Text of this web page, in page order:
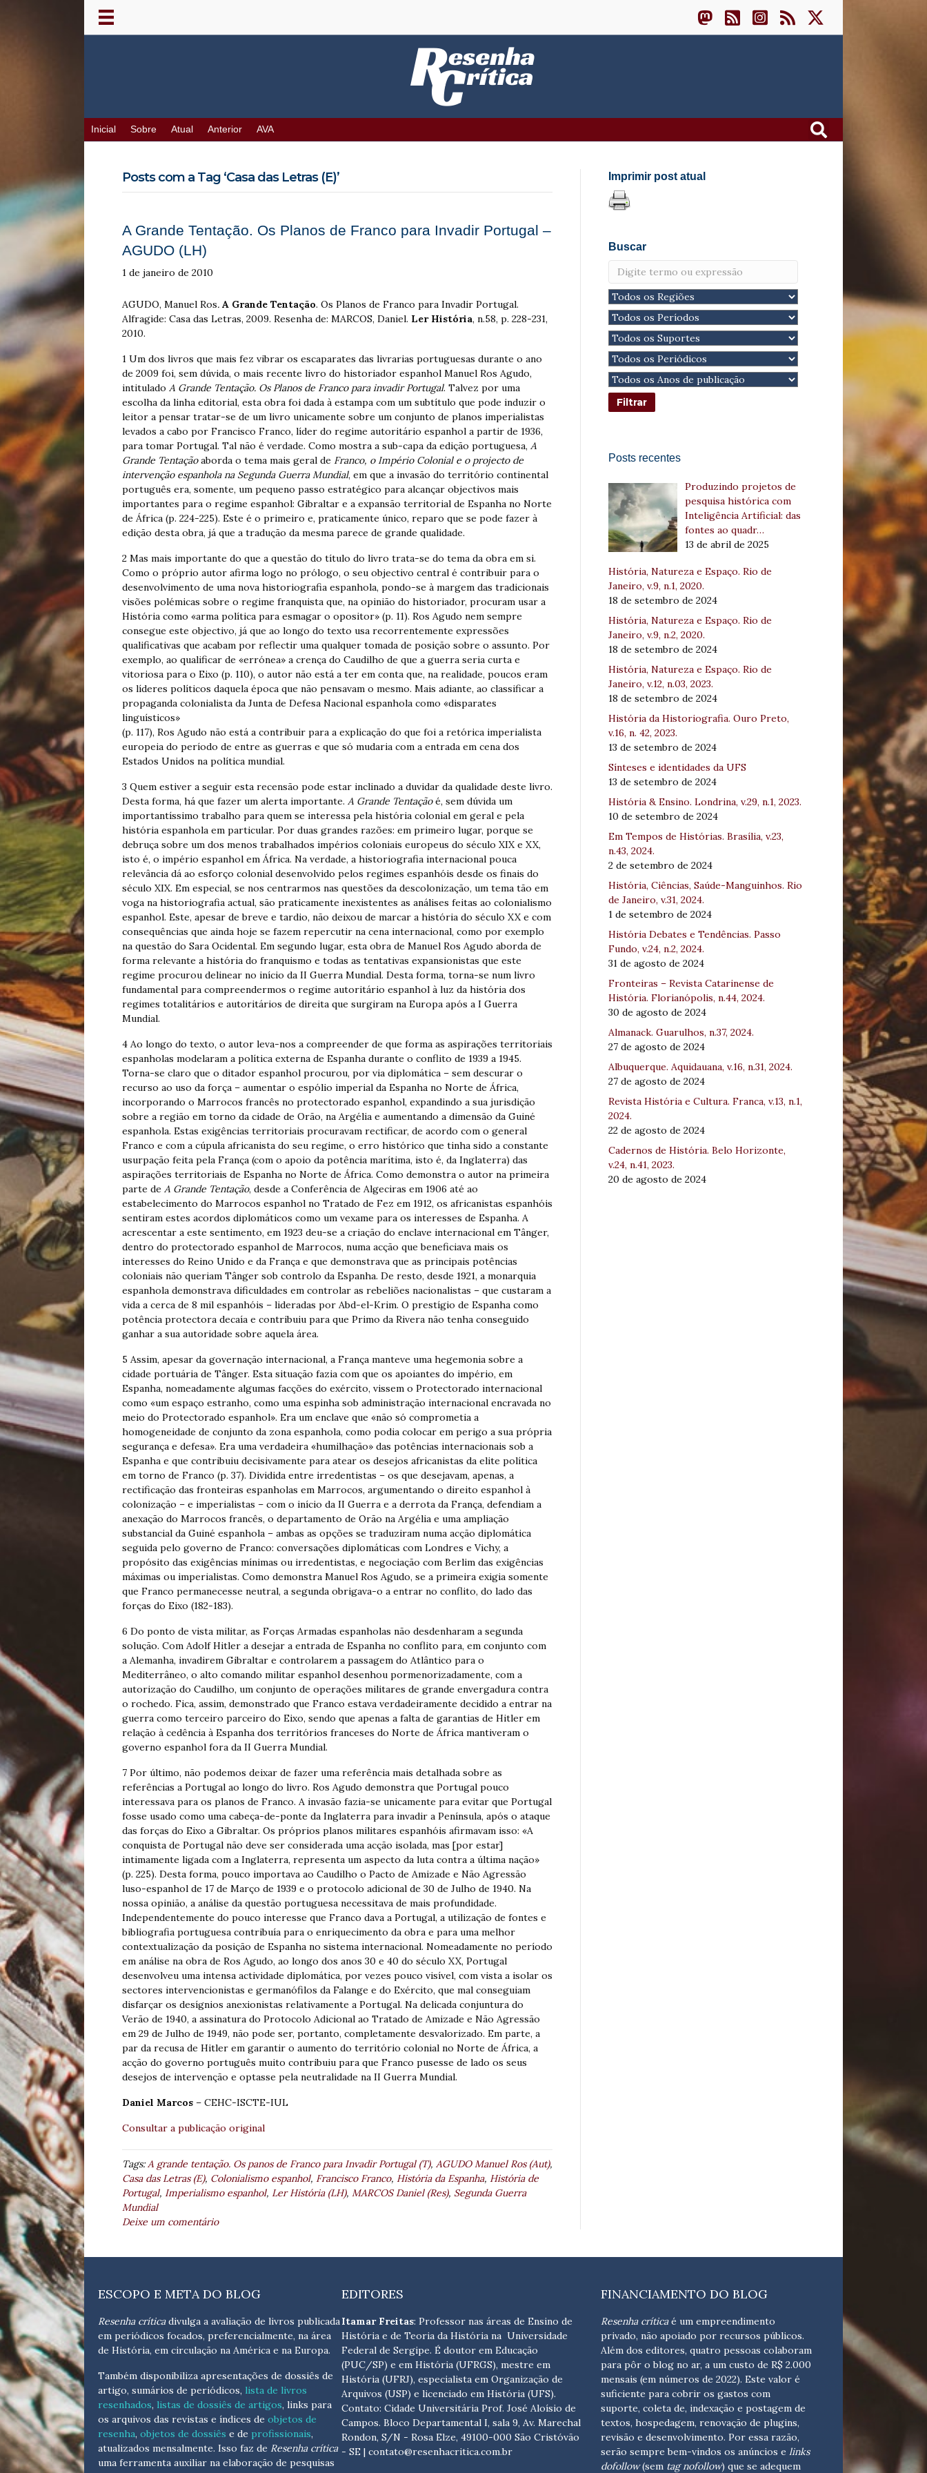
Inicial Sobre Atual Anterior AVA
Posts com a Tag ‘Casa das Letras (E)’
A Grande Tentação. Os Planos de Franco para Invadir Portugal –
AGUDO (LH)
1 de janeiro de 2010
AGUDO, Manuel Ros. A Grande Tentação. Os Planos de Franco para Invadir Portugal.
Alfragide: Casa das Letras, 2009. Resenha de: MARCOS, Daniel. Ler História, n.58, p. 228-231,
2010.
1 Um dos livros que mais fez vibrar os escaparates das livrarias portuguesas durante o ano
de 2009 foi, sem dúvida, o mais recente livro do historiador espanhol Manuel Ros Agudo,
intitulado A Grande Tentação. Os Planos de Franco para invadir Portugal. Talvez por uma
escolha da linha editorial, esta obra foi dada à estampa com um subtítulo que pode induzir o
leitor a pensar tratar-se de um livro unicamente sobre um conjunto de planos imperialistas
levados a cabo por Francisco Franco, líder do regime autoritário espanhol a partir de 1936,
para tomar Portugal. Tal não é verdade. Como mostra a sub-capa da edição portuguesa, A
Grande Tentaçãoaborda o tema mais geral de Franco, o Império Colonial e o projecto de
intervenção espanhola na Segunda Guerra Mundial, em que a invasão do território continental
português era, somente, um pequeno passo estratégico para alcançar objectivos mais
importantes para o regime espanhol: Gibraltar e a expansão territorial de Espanha no Norte
de África (p. 224-225). Este é o primeiro e, praticamente único, reparo que se pode fazer à
edição desta obra, já que a tradução da mesma parece de grande qualidade.
2 Mas mais importante do que a questão do título do livro trata-se do tema da obra em si.
Como o próprio autor afirma logo no prólogo, o seu objectivo central é contribuir para o
desenvolvimento de uma nova historiografia espanhola, pondo-se à margem das tradicionais
visões polémicas sobre o regime franquista que, na opinião do historiador, procuram usar a
História como «arma política para esmagar o opositor» (p. 11). Ros Agudo nem sempre
consegue este objectivo, já que ao longo do texto usa recorrentemente expressões
qualificativas que acabam por reflectir uma qualquer tomada de posição sobre o assunto. Por
exemplo, ao qualificar de «errónea» a crença do Caudilho de que a guerra seria curta e
vitoriosa para o Eixo (p. 110), o autor não está a ter em conta que, na realidade, poucos eram
os líderes políticos daquela época que não pensavam o mesmo. Mais adiante, ao classificar a
propaganda colonialista da Junta de Defesa Nacional espanhola como «disparates
linguísticos»
(p. 117), Ros Agudo não está a contribuir para a explicação do que foi a retórica imperialista
europeia do período de entre as guerras e que só mudaria com a entrada em cena dos
Estados Unidos na política mundial.
3 Quem estiver a seguir esta recensão pode estar inclinado a duvidar da qualidade deste livro.
Desta forma, há que fazer um alerta importante. A Grande Tentaçãoé, sem dúvida um
importantíssimo trabalho para quem se interessa pela história colonial em geral e pela
história espanhola em particular. Por duas grandes razões: em primeiro lugar, porque se
debruça sobre um dos menos trabalhados impérios coloniais europeus do século XIX e XX,
isto é, o império espanhol em África. Na verdade, a historiografia internacional pouca
relevância dá ao esforço colonial desenvolvido pelos regimes espanhóis desde os finais do
século XIX. Em especial, se nos centrarmos nas questões da descolonização, um tema tão em
voga na historiografia actual, são praticamente inexistentes as análises feitas ao colonialismo
espanhol. Este, apesar de breve e tardio, não deixou de marcar a história do século XX e com
consequências que ainda hoje se fazem repercutir na cena internacional, como por exemplo
na questão do Sara Ocidental. Em segundo lugar, esta obra de Manuel Ros Agudo aborda de
forma relevante a história do franquismo e todas as tentativas expansionistas que este
regime procurou delinear no início da II Guerra Mundial. Desta forma, torna-se num livro
fundamental para compreendermos o regime autoritário espanhol à luz da história dos
regimes totalitários e autoritários de direita que surgiram na Europa após a I Guerra
Mundial.
4 Ao longo do texto, o autor leva-nos a compreender de que forma as aspirações territoriais
espanholas modelaram a política externa de Espanha durante o conflito de 1939 a 1945.
Torna-se claro que o ditador espanhol procurou, por via diplomática – sem descurar o
recurso ao uso da força – aumentar o espólio imperial da Espanha no Norte de África,
incorporando o Marrocos francês no protectorado espanhol, expandindo a sua jurisdição
sobre a região em torno da cidade de Orão, na Argélia e aumentando a dimensão da Guiné
espanhola. Estas exigências territoriais procuravam rectificar, de acordo com o general
Franco e com a cúpula africanista do seu regime, o erro histórico que tinha sido a constante
usurpação feita pela França (com o apoio da potência marítima, isto é, da Inglaterra) das
aspirações territoriais de Espanha no Norte de África. Como demonstra o autor na primeira
parte de A Grande Tentação, desde a Conferência de Algeciras em 1906 até ao
estabelecimento do Marrocos espanhol no Tratado de Fez em 1912, os africanistas espanhóis
sentiram estes acordos diplomáticos como um vexame para os interesses de Espanha. A
acrescentar a este sentimento, em 1923 deu-se a criação do enclave internacional em Tânger,
dentro do protectorado espanhol de Marrocos, numa acção que beneficiava mais os
interesses do Reino Unido e da França e que demonstrava que as principais potências
coloniais não queriam Tânger sob controlo da Espanha. De resto, desde 1921, a monarquia
espanhola demonstrava dificuldades em controlar as rebeliões nacionalistas – que custaram a
vida a cerca de 8 mil espanhóis – lideradas por Abd-el-Krim. O prestígio de Espanha como
potência protectora decaía e contribuiu para que Primo da Rivera não tenha conseguido
ganhar a sua autoridade sobre aquela área.
5 Assim, apesar da governação internacional, a França manteve uma hegemonia sobre a
cidade portuária de Tânger. Esta situação fazia com que os apoiantes do império, em
Espanha, nomeadamente algumas facções do exército, vissem o Protectorado internacional
como «um espaço estranho, como uma espinha sob administração internacional encravada no
meio do Protectorado espanhol». Era um enclave que «não só comprometia a
homogeneidade de conjunto da zona espanhola, como podia colocar em perigo a sua própria
segurança e defesa». Era uma verdadeira «humilhação» das potências internacionais sob a
Espanha e que contribuiu decisivamente para atear os desejos africanistas da elite política
em torno de Franco (p. 37). Dividida entre irredentistas – os que desejavam, apenas, a
rectificação das fronteiras espanholas em Marrocos, argumentando o direito espanhol à
colonização – e imperialistas – com o início da II Guerra e a derrota da França, defendiam a
anexação do Marrocos francês, o departamento de Orão na Argélia e uma ampliação
substancial da Guiné espanhola – ambas as opções se traduziram numa acção diplomática
seguida pelo governo de Franco: conversações diplomáticas com Londres e Vichy, a
propósito das exigências mínimas ou irredentistas, e negociação com Berlim das exigências
máximas ou imperialistas. Como demonstra Manuel Ros Agudo, se a primeira exigia somente
que Franco permanecesse neutral, a segunda obrigava-o a entrar no conflito, do lado das
forças do Eixo (182-183).
6 Do ponto de vista militar, as Forças Armadas espanholas não desdenharam a segunda
solução. Com Adolf Hitler a desejar a entrada de Espanha no conflito para, em conjunto com
a Alemanha, invadirem Gibraltar e controlarem a passagem do Atlântico para o
Mediterrâneo, o alto comando militar espanhol desenhou pormenorizadamente, com a
autorização do Caudilho, um conjunto de operações militares de grande envergadura contra
o rochedo. Fica, assim, demonstrado que Franco estava verdadeiramente decidido a entrar na
guerra como terceiro parceiro do Eixo, sendo que apenas a falta de garantias de Hitler em
relação à cedência à Espanha dos territórios franceses do Norte de África mantiveram o
governo espanhol fora da II Guerra Mundial.
7 Por último, não podemos deixar de fazer uma referência mais detalhada sobre as
referências a Portugal ao longo do livro. Ros Agudo demonstra que Portugal pouco
interessava para os planos de Franco. A invasão fazia-se unicamente para evitar que Portugal
fosse usado como uma cabeça-de-ponte da Inglaterra para invadir a Península, após o ataque
das forças do Eixo a Gibraltar. Os próprios planos militares espanhóis afirmavam isso: «A
conquista de Portugal não deve ser considerada uma acção isolada, mas [por estar]
intimamente ligada com a Inglaterra, representa um aspecto da luta contra a última nação»
(p. 225). Desta forma, pouco importava ao Caudilho o Pacto de Amizade e Não Agressão
luso-espanhol de 17 de Março de 1939 e o protocolo adicional de 30 de Julho de 1940. Na
nossa opinião, a análise da questão portuguesa necessitava de mais profundidade.
Independentemente do pouco interesse que Franco dava a Portugal, a utilização de fontes e
bibliografia portuguesa contribuía para o enriquecimento da obra e para uma melhor
contextualização da posição de Espanha no sistema internacional. Nomeadamente no período
em análise na obra de Ros Agudo, ao longo dos anos 30 e 40 do século XX, Portugal
desenvolveu uma intensa actividade diplomática, por vezes pouco visível, com vista a isolar os
sectores intervencionistas e germanófilos da Falange e do Exército, que mal conseguiam
disfarçar os desígnios anexionistas relativamente a Portugal. Na delicada conjuntura do
Verão de 1940, a assinatura do Protocolo Adicional ao Tratado de Amizade e Não Agressão
em 29 de Julho de 1949, não pode ser, portanto, completamente desvalorizado. Em parte, a
par da recusa de Hitler em garantir o aumento do território colonial no Norte de África, a
acção do governo português muito contribuiu para que Franco pusesse de lado os seus
desejos de intervenção e optasse pela neutralidade na II Guerra Mundial.
Daniel Marcos – CEHC-ISCTE-IUL
Consultar a publicação original
Tags:A grande tentação. Os panos de Franco para Invadir Portugal (T), AGUDO Manuel Ros (Aut),
Casa das Letras (E), Colonialismo espanhol, Francisco Franco, História da Espanha, História de
Portugal, Imperialismo espanhol, Ler História (LH), MARCOS Daniel (Res), Segunda Guerra
Mundial
Deixe um comentário
Imprimir post atual
Buscar
Posts recentes
Produzindo projetos de
pesquisa histórica com
Inteligência Artificial: das
fontes ao quadr…
13 de abril de 2025
História, Natureza e Espaço. Rio de
Janeiro, v.9, n.1, 2020.
18 de setembro de 2024
História, Natureza e Espaço. Rio de
Janeiro, v.9, n.2, 2020.
18 de setembro de 2024
História, Natureza e Espaço. Rio de
Janeiro, v.12, n.03, 2023.
18 de setembro de 2024
História da Historiografia. Ouro Preto,
v.16, n. 42, 2023.
13 de setembro de 2024
Sínteses e identidades da UFS
13 de setembro de 2024
História & Ensino. Londrina, v.29, n.1, 2023.
10 de setembro de 2024
Em Tempos de Histórias. Brasília, v.23,
n.43, 2024.
2 de setembro de 2024
História, Ciências, Saúde-Manguinhos. Rio
de Janeiro, v.31, 2024.
1 de setembro de 2024
História Debates e Tendências. Passo
Fundo, v.24, n.2, 2024.
31 de agosto de 2024
Fronteiras – Revista Catarinense de
História. Florianópolis, n.44, 2024.
30 de agosto de 2024
Almanack. Guarulhos, n.37, 2024.
27 de agosto de 2024
Albuquerque. Aquidauana, v.16, n.31, 2024.
27 de agosto de 2024
Revista História e Cultura. Franca, v.13, n.1,
2024.
22 de agosto de 2024
Cadernos de História. Belo Horizonte,
v.24, n.41, 2023.
20 de agosto de 2024
ESCOPO E META DO BLOG
Resenha críticadivulga a avaliação de livros publicada
em periódicos focados, preferencialmente, na área
de História, em circulação na América e na Europa.
Também disponibiliza apresentações de dossiês de
artigo, sumários de periódicos, lista de livros
resenhados, listas de dossiês de artigos, links para
os arquivos das revistas e índices de objetos de
resenha, objetos de dossiês e de profissionais,
atualizados mensalmente. Isso faz de Resenha crítica
uma ferramenta auxiliar na elaboração de pesquisas
EDITORES
Itamar Freitas: Professor nas áreas de Ensino de
História e de Teoria da História na Universidade
Federal de Sergipe. É doutor em Educação
(PUC/SP) e em História (UFRGS), mestre em
História (UFRJ), especialista em Organização de
Arquivos (USP) e licenciado em História (UFS).
Contato:Cidade Universitária Prof. José Aloísio de
Campos. Bloco Departamental I, sala 9, Av. Marechal
Rondon, S/N - Rosa Elze, 49100-000 São Cristóvão
- SE| contato@resenhacritica.com.br
FINANCIAMENTO DO BLOG
Resenha críticaé um empreendimento
privado, não apoiado por recursos públicos.
Além dos editores, quatro pessoas colaboram
para pôr o blog no ar, a um custo de R$ 2.000
mensais (em números de 2022). Este valor é
suficiente para cobrir os gastos com
suporte, coleta de, indexação e postagem de
textos, hospedagem, renovação de plugins,
revisão e desenvolvimento. Por essa razão,
serão sempre bem-vindos os anúncios e links
dofollow(sem tag nofollow) que se adequem